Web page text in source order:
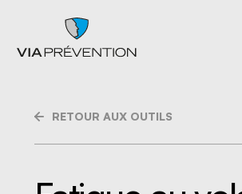
RETOUR AUX OUTILS